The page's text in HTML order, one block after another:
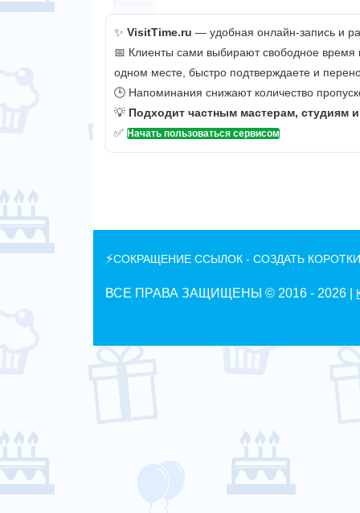
✨ VisitTime.ru — удобная онлайн-запись и
📅 Клиенты сами выбирают свободное время
одном месте, быстро подтверждаете и
🕒 Напоминания снижают количество
💡 Подходит частным мастерам, студиям
✅ Начать пользоваться сервисом
⚡СОКРАЩЕНИЕ ССЫЛОК - СОЗДАТЬ
ВСЕ ПРАВА ЗАЩИЩЕНЫ © 2016 - 2026 |